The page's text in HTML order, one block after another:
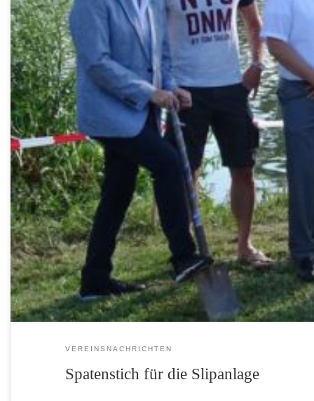
Spatenstich für die geplante Slipanlage, v.l.n.r. 3. Bürgermeister
Allendorf, Hafenmeister Viktor Heffele, Vorstand Marina Knut
21.06.2019 Vor kurzem trafen […]
VEREINSNACHRICHTEN
Spatenstich für die Slipanlage